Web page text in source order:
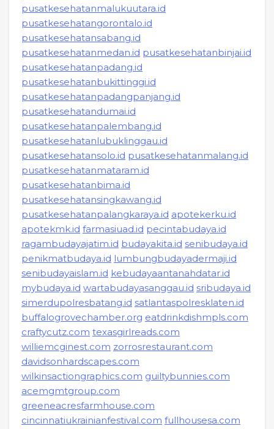
pusatkesehatanmalukuutara.id
pusatkesehatangorontalo.id
pusatkesehatansabang.id
pusatkesehatanmedan.id pusatkesehatanbinjai.id
pusatkesehatanpadang.id
pusatkesehatanbukittinggi.id
pusatkesehatanpadangpanjang.id
pusatkesehatandumai.id
pusatkesehatanpalembang.id
pusatkesehatanlubuklinggau.id
pusatkesehatansolo.id pusatkesehatanmalang.id
pusatkesehatanmataram.id
pusatkesehatanbima.id
pusatkesehatansingkawang.id
pusatkesehatanpalangkaraya.id apotekerku.id
apotekmk.id farmasiuad.id pecintabudaya.id
ragambudayajatim.id budayakita.id senibudaya.id
penikmatbudaya.id lumbungbudayadermaji.id
senibudayaislam.id kebudayaantanahdatar.id
mybudaya.id wartabudayasanggau.id sribudaya.id
simerdupolresbatang.id satlantaspolresklaten.id
buffalogrovechamber.org eatdrinkdishmpls.com
craftycutz.com texasgirlreads.com
williemcginest.com zorrosrestaurant.com
davidsonhardscapes.com
wilkinsactiongraphics.com guiltybunnies.com
acemgmtgroup.com
greeneacresfarmhouse.com
cincinnatiukrainianfestival.com fullhousesa.com